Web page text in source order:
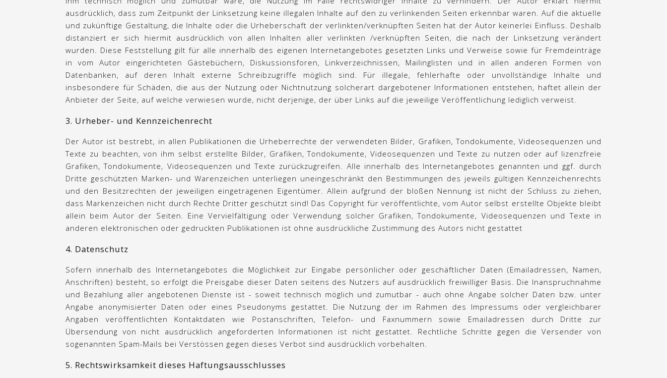
ausdrücklich, dass zum Zeitpunkt der Linksetzung keine illegalen Inhalte auf den zu verlinkenden Seiten erkennbar waren. Auf die aktuelle
und zukünftige Gestaltung, die Inhalte oder die Urheberschaft der verlinkten/verknüpften Seiten hat der Autor keinerlei Einfluss. Deshalb
distanziert er sich hiermit ausdrücklich von allen Inhalten aller verlinkten /verknüpften Seiten, die nach der Linksetzung verändert
wurden. Diese Feststellung gilt für alle innerhalb des eigenen Internetangebotes gesetzten Links und Verweise sowie für Fremdeinträge
in vom Autor eingerichteten Gästebüchern, Diskussionsforen, Linkverzeichnissen, Mailinglisten und in allen anderen Formen von
Datenbanken, auf deren Inhalt externe Schreibzugriffe möglich sind. Für illegale, fehlerhafte oder unvollständige Inhalte und
insbesondere für Schäden, die aus der Nutzung oder Nichtnutzung solcherart dargebotener Informationen entstehen, haftet allein der
Anbieter der Seite, auf welche verwiesen wurde, nicht derjenige, der über Links auf die jeweilige Veröffentlichung lediglich verweist.
3. Urheber- und Kennzeichenrecht
Der Autor ist bestrebt, in allen Publikationen die Urheberrechte der verwendeten Bilder, Grafiken, Tondokumente, Videosequenzen und
Texte zu beachten, von ihm selbst erstellte Bilder, Grafiken, Tondokumente, Videosequenzen und Texte zu nutzen oder auf lizenzfreie
Grafiken, Tondokumente, Videosequenzen und Texte zurückzugreifen. Alle innerhalb des Internetangebotes genannten und ggf. durch
Dritte geschützten Marken- und Warenzeichen unterliegen uneingeschränkt den Bestimmungen des jeweils gültigen Kennzeichenrechts
und den Besitzrechten der jeweiligen eingetragenen Eigentümer. Allein aufgrund der bloßen Nennung ist nicht der Schluss zu ziehen,
dass Markenzeichen nicht durch Rechte Dritter geschützt sind! Das Copyright für veröffentlichte, vom Autor selbst erstellte Objekte bleibt
allein beim Autor der Seiten. Eine Vervielfältigung oder Verwendung solcher Grafiken, Tondokumente, Videosequenzen und Texte in
anderen elektronischen oder gedruckten Publikationen ist ohne ausdrückliche Zustimmung des Autors nicht gestattet
4. Datenschutz
Sofern innerhalb des Internetangebotes die Möglichkeit zur Eingabe persönlicher oder geschäftlicher Daten (Emailadressen, Namen,
Anschriften) besteht, so erfolgt die Preisgabe dieser Daten seitens des Nutzers auf ausdrücklich freiwilliger Basis. Die Inanspruchnahme
und Bezahlung aller angebotenen Dienste ist - soweit technisch möglich und zumutbar - auch ohne Angabe solcher Daten bzw. unter
Angabe anonymisierter Daten oder eines Pseudonyms gestattet. Die Nutzung der im Rahmen des Impressums oder vergleichbarer
Angaben veröffentlichten Kontaktdaten wie Postanschriften, Telefon- und Faxnummern sowie Emailadressen durch Dritte zur
Übersendung von nicht ausdrücklich angeforderten Informationen ist nicht gestattet. Rechtliche Schritte gegen die Versender von
sogenannten Spam-Mails bei Verstössen gegen dieses Verbot sind ausdrücklich vorbehalten.
5. Rechtswirksamkeit dieses Haftungsausschlusses